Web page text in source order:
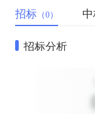
招标 （0）
招标分析